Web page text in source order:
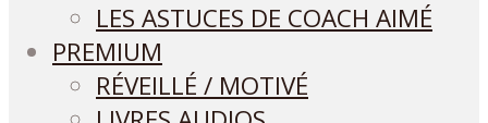
LES ASTUCES DE COACH AIMÉ
PREMIUM
RÉVEILLÉ / MOTIVÉ